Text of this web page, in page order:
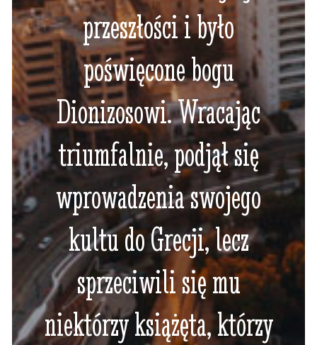
przeszłości i było
poświęcone bogu
Dionizosowi. Wracając
triumfalnie, podjął się
wprowadzenia swojego
kultu do Grecji, lecz
sprzeciwili się mu
niektórzy książęta, którzy